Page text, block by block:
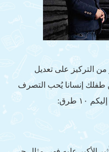
من التركيز على تعديل
طفلك إنسانا يُحب التصرف
طرق: